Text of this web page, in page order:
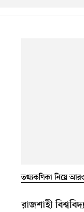
তথ্যকণিকা নিয়ে
রাজশাহী